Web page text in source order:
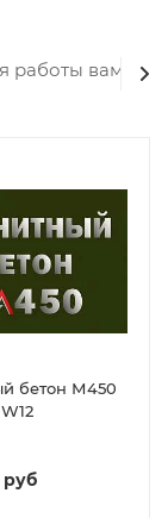
работы вам
бетон М450